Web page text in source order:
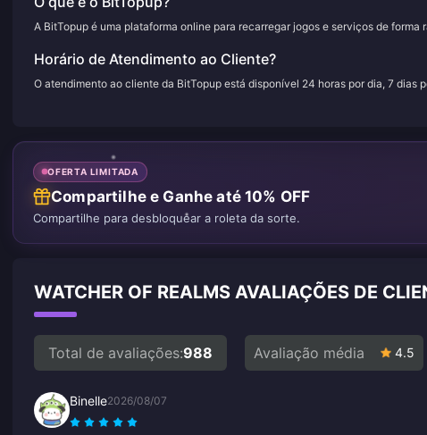
A BitTopup é uma plataforma online para recarregar jogos e serviços de forma
Horário de Atendimento ao Cliente?
O atendimento ao cliente da BitTopup está disponível 24 horas por dia, 7 dias
OFERTA LIMITADA
Compartilhe e Ganhe até 10% OFF
Compartilhe para desbloquear a roleta da sorte.
WATCHER OF REALMS AVALIAÇÕES DE
Total de avaliações:988 Avaliação média 4.5
Binelle2026/08/07